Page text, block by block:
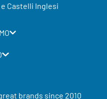
Castelli Inglesi
brands since 2010